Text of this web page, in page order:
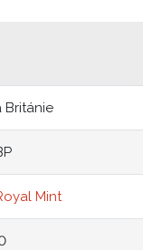
Británie
Mint